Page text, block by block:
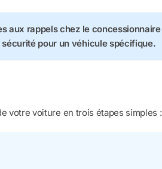
aux rappels chez le concessionnaire
pour un véhicule spécifique.
votre voiture en trois étapes simples :